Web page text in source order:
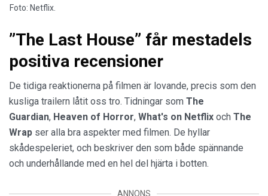
Foto: Netflix.
”The Last House” får mestadels
positiva recensioner
De tidiga reaktionerna på filmen är lovande, precis som den
kusliga trailern låtit oss tro. Tidningar som The
Guardian, Heaven of Horror, What's on Netflix och The
Wrap ser alla bra aspekter med filmen. De hyllar
skådespeleriet, och beskriver den som både spännande
och underhållande med en hel del hjärta i botten.
ANNONS